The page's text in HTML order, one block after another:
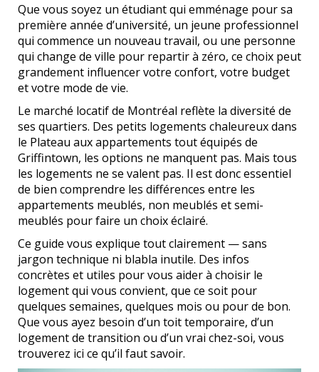
Que vous soyez un étudiant qui emménage pour sa
première année d’université, un jeune professionnel
qui commence un nouveau travail, ou une personne
qui change de ville pour repartir à zéro, ce choix peut
grandement influencer votre confort, votre budget
et votre mode de vie.
Le marché locatif de Montréal reflète la diversité de
ses quartiers. Des petits logements chaleureux dans
le Plateau aux appartements tout équipés de
Griffintown, les options ne manquent pas. Mais tous
les logements ne se valent pas. Il est donc essentiel
de bien comprendre les différences entre les
appartements meublés, non meublés et semi-
meublés pour faire un choix éclairé.
Ce guide vous explique tout clairement — sans
jargon technique ni blabla inutile. Des infos
concrètes et utiles pour vous aider à choisir le
logement qui vous convient, que ce soit pour
quelques semaines, quelques mois ou pour de bon.
Que vous ayez besoin d’un toit temporaire, d’un
logement de transition ou d’un vrai chez-soi, vous
trouverez ici ce qu’il faut savoir.